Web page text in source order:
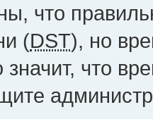
что
(DST), но
значит, что